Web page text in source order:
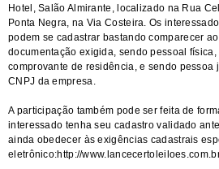
Hotel, Salão Almirante, localizado na Rua
Ponta Negra, na Via Costeira. Os
podem se cadastrar bastando comparecer
documentação exigida, sendo pessoal física,
comprovante de residência, e sendo pessoa
CNPJ da empresa.
A participação também pode ser feita de
interessado tenha seu cadastro validado
ainda obedecer às exigências cadastrais
eletrônico:http://